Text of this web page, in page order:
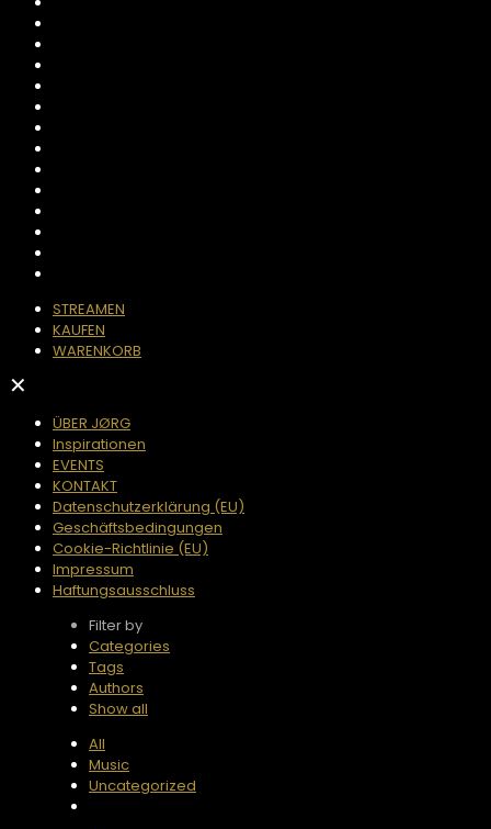
STREAMEN
KAUFEN
WARENKORB
✕
ÜBER JØRG
Inspirationen
EVENTS
KONTAKT
Datenschutzerklärung (EU)
Geschäftsbedingungen
Cookie-Richtlinie (EU)
Impressum
Haftungsausschluss
Filter by
Categories
Tags
Authors
Show all
All
Music
Uncategorized